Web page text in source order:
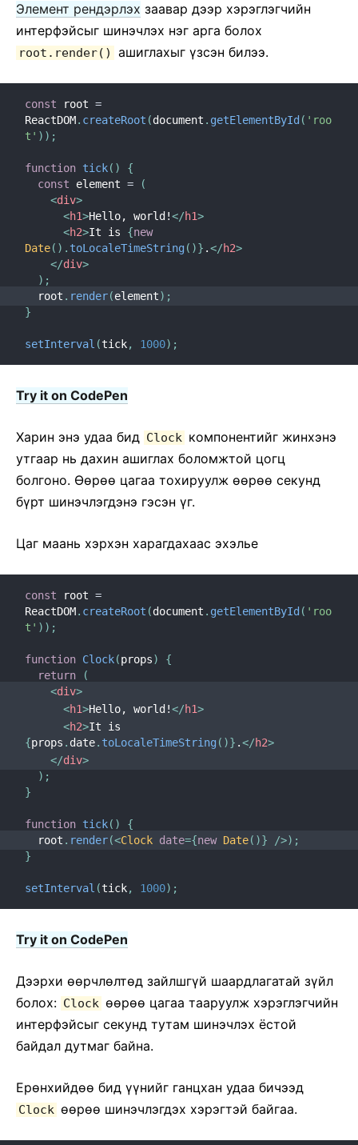
Элемент рендэрлэх заавар дээр хэрэглэгчийн
интерфэйсыг шинэчлэх нэг арга болох
root.render() ашиглахыг үзсэн билээ.
const root =
ReactDOM. createRoot (document . getElementById ( 'roo
t' ) ) ;
function tick( )
{
const element =
(
<div>
<h1>Hello, world!</h1>
<h2>It is {new
Date( ) . toLocaleTimeString( )} .</h2>
</div>
) ;
  root
. render(element) ;
}
setInterval (tick, 1000) ;
Try it on CodePen
Харин энэ удаа бид Clock компонентийг жинхэнэ
утгаар нь дахин ашиглах боломжтой цогц
болгоно. Ѳѳрѳѳ цагаа тохируулж ѳѳрѳѳ секунд
бүрт шинэчлэгдэнэ гэсэн үг.
Цаг маань хэрхэн харагдахаас эхэлье
const root =
ReactDOM. createRoot (document . getElementById ( 'roo
t' ) ) ;
function Clock(props)
{
return
(
<div>
<h1>Hello, world!</h1>
<h2>
{props . date. toLocaleTimeString ( )} .</h2>
</div>
) ;
}
function tick( )
{
  root
. render(<Clock date={new Date( )} />) ;
}
setInterval (tick, 1000) ;
Try it on CodePen
Дээрхи ѳѳрчлѳлтѳд зайлшгүй шаардлагатай зүйл
болох: Clock ѳѳрѳѳ цагаа тааруулж хэрэглэгчийн
интерфэйсыг секунд тутам шинэчлэх ёстой
байдал дутмаг байна.
Ерѳнхийдѳѳ бид үүнийг ганцхан удаа бичээд
Clock ѳѳрѳѳ шинэчлэгдэх хэрэгтэй байгаа.
10. Тѳлѳвийг ахисан түвшинд
11. Бүрэлдхүүн vs Удамшил
12. React сэтгэлгээ
АХИСАН ШАТНЫ ЗААВАР
Хүртээмж
Контекст
Алдааны хязгаарлалт
Refs-г дамжуулах
Хэлтэрхий
Дээд түвшний компонентууд
Бусад сангуудтай ашиглах
JSX-н талаар дэлгэрэнгүй
Гүйцэтгэлийг сайжруулах
Портал
Профайлер
ES6-гүй React
JSX-гүй React
Дахин нэгтгэх (Reconciliation)
Refs and the DOM
Render Props
Strict Mode
PropTypes-р төрөл шалгах
Удирдаагүй компонентууд
Веб компонентууд
API ЛАВЛАХ
React.Component
ReactDOM
ReactDOMClient
ReactDOMServer
DOM Elements
SyntheticEvent
Тестийн багажууд
JS орчны шаардлага
1. Дэгээний танилцуулга
2. Дэгээний талаар товч
3. Төлөвт дэгээ ашиглах
5. Дэгээний дүрмүүд
6. Өөрийн дэгээг бүтээх